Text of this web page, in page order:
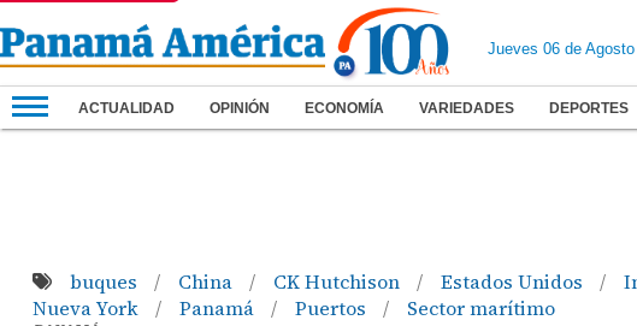
Jueves 06 de
ACTUALIDAD OPINIÓN ECONOMÍA VARIEDADES DEPORTES
buques / China / CK Hutchison / Estados Unidos /
Nueva York / Panamá / Puertos / Sector marítimo